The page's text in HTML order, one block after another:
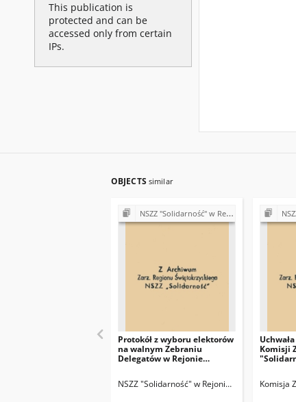
This publication is
protected and can be
accessed only from certain
IPs.
OBJECTS similar
NSZZ "Solidarność" w Rejonie Budowy Dróg w Kielcach (Komisje Oddziałowe, wybory, sprawy pracownicze)
Protokół z wyboru elektorów
na walnym Zebraniu
Delegatów w Rejonie
NSZZ "Solidarność" w Rejonie Budowy Dróg w
NSZZ
Komisji
Komisja